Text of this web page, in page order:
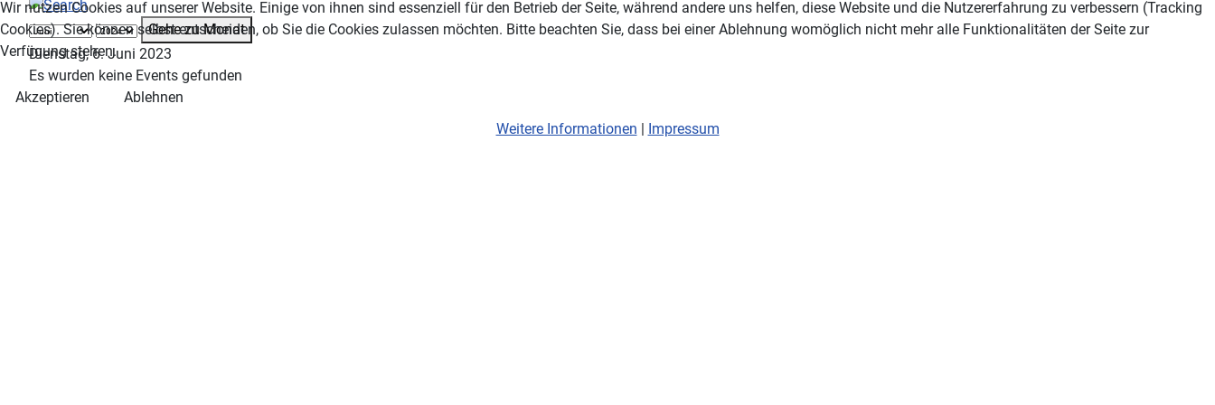
Gehe zu Monat
Dienstag, 6. Juni 2023
Es wurden keine Events gefunden
Wir nutzen Cookies auf unserer Website. Einige von ihnen sind essenziell für den Betrieb der Seite, während andere uns helfen, diese Website und die Nutzererfahrung zu verbessern (Tracking
Cookies). Sie können selbst entscheiden, ob Sie die Cookies zulassen möchten. Bitte beachten Sie, dass bei einer Ablehnung womöglich nicht mehr alle Funktionalitäten der Seite zur
Verfügung stehen.
Akzeptieren
Ablehnen
Weitere Informationen | Impressum